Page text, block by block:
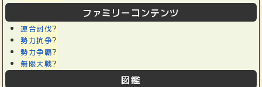
ファミリーコンテンツ
連合討伐?
勢力抗争?
勢力争覇?
無限大戦?
図鑑